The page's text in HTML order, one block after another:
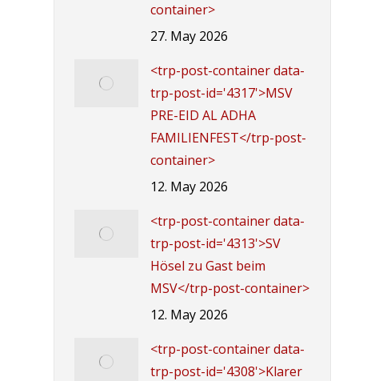
container>
27. May 2026
<trp-post-container data-
trp-post-id='4317'>MSV
PRE-EID AL ADHA
FAMILIENFEST</trp-post-
container>
12. May 2026
<trp-post-container data-
trp-post-id='4313'>SV
Hösel zu Gast beim
MSV</trp-post-container>
12. May 2026
<trp-post-container data-
trp-post-id='4308'>Klarer